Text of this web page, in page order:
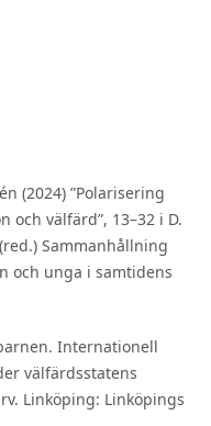
(2024) ”Polarisering
välfärd”, 13–32 i D.
Sammanhållning
och unga i samtidens
Internationell
välfärdsstatens
Linköping: Linköpings